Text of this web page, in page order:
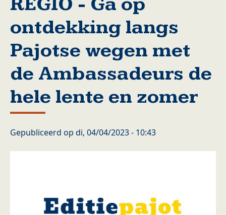
ontdekking langs
Pajotse wegen met
de Ambassadeurs de
hele lente en zomer
Gepubliceerd op di, 04/04/2023 - 10:43